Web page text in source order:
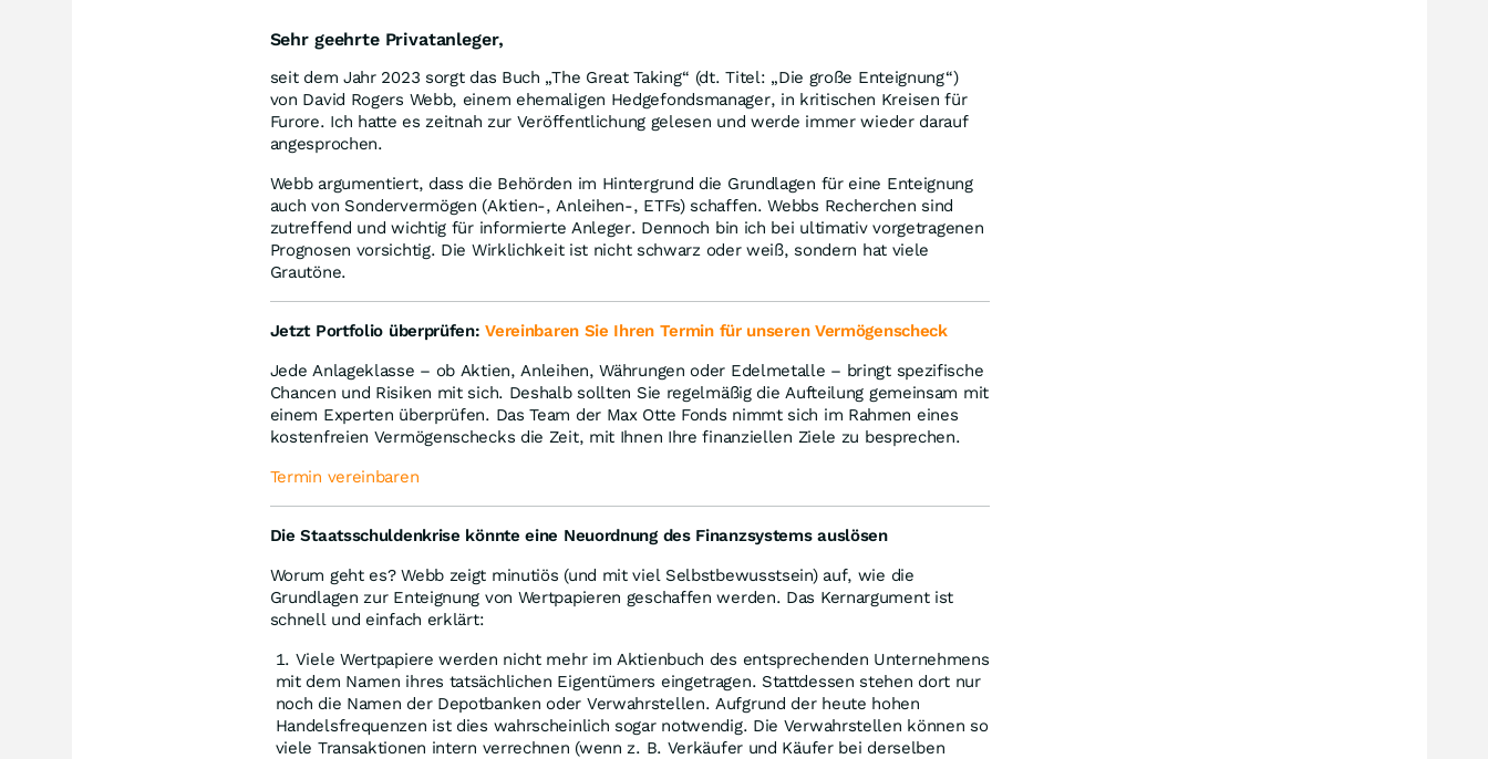
Sehr geehrte Privatanleger,
seit dem Jahr 2023 sorgt das Buch „The Great Taking“ (dt. Titel: „Die große Enteignung“)
von David Rogers Webb, einem ehemaligen Hedgefondsmanager, in kritischen Kreisen für
Furore. Ich hatte es zeitnah zur Veröffentlichung gelesen und werde immer wieder darauf
angesprochen.
Webb argumentiert, dass die Behörden im Hintergrund die Grundlagen für eine Enteignung
auch von Sondervermögen (Aktien-, Anleihen-, ETFs) schaffen. Webbs Recherchen sind
zutreffend und wichtig für informierte Anleger. Dennoch bin ich bei ultimativ vorgetragenen
Prognosen vorsichtig. Die Wirklichkeit ist nicht schwarz oder weiß, sondern hat viele
Grautöne.
Jetzt Portfolio überprüfen: Vereinbaren Sie Ihren Termin für unseren Vermögenscheck
Jede Anlageklasse – ob Aktien, Anleihen, Währungen oder Edelmetalle – bringt spezifische
Chancen und Risiken mit sich. Deshalb sollten Sie regelmäßig die Aufteilung gemeinsam mit
einem Experten überprüfen. Das Team der Max Otte Fonds nimmt sich im Rahmen eines
kostenfreien Vermögenschecks die Zeit, mit Ihnen Ihre finanziellen Ziele zu besprechen.
Termin vereinbaren
Die Staatsschuldenkrise könnte eine Neuordnung des Finanzsystems auslösen
Worum geht es? Webb zeigt minutiös (und mit viel Selbstbewusstsein) auf, wie die
Grundlagen zur Enteignung von Wertpapieren geschaffen werden. Das Kernargument ist
schnell und einfach erklärt:
Viele Wertpapiere werden nicht mehr im Aktienbuch des entsprechenden Unternehmens
mit dem Namen ihres tatsächlichen Eigentümers eingetragen. Stattdessen stehen dort nur
noch die Namen der Depotbanken oder Verwahrstellen. Aufgrund der heute hohen
Handelsfrequenzen ist dies wahrscheinlich sogar notwendig. Die Verwahrstellen können so
viele Transaktionen intern verrechnen (wenn z. B. Verkäufer und Käufer bei derselben